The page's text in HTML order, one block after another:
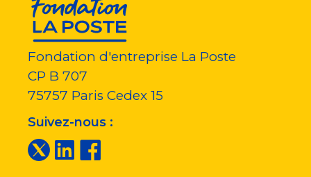
Fondation d'entreprise La Poste
CP B 707
75757 Paris Cedex 15
Suivez-nous :